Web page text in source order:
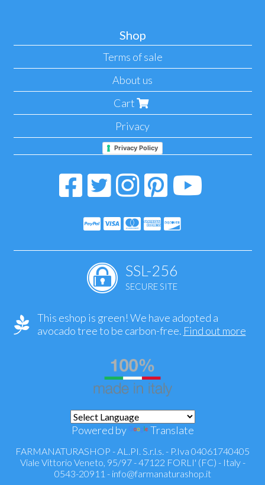
Shop
Terms of sale
About us
Cart
Privacy
Privacy Policy
SSL-256
SECURE SITE
This eshop is green! We have adopted a
avocado tree to be carbon-free. Find out more
Powered by Translate
FARMANATURASHOP - AL.PI. S.r.l.s. - P.Iva 04061740405
Viale Vittorio Veneto, 95/97 - 47122 FORLI' (FC) - Italy -
0543-20911 - info@farmanaturashop.it